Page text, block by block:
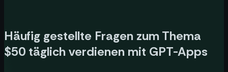
Häufig gestellte Fragen zum Thema
$50 täglich verdienen mit GPT-Apps